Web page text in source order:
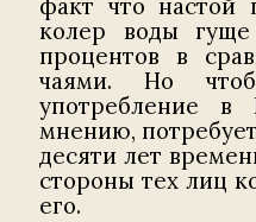
факт что настой
колер воды
процентов в
чаями. Но
употребление
мнению,
десяти лет
стороны тех лиц
его.